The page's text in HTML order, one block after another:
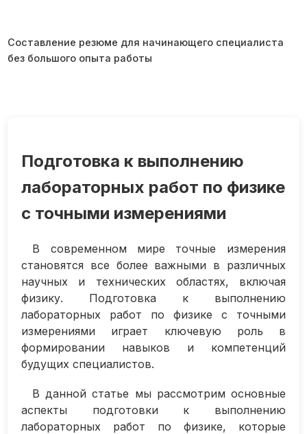
Подготовка к выполнению
лабораторных работ по физике
с точными измерениями
В современном мире точные измерения
становятся все более важными в различных
научных и технических областях, включая
физику. Подготовка к выполнению
лабораторных работ по физике с точными
измерениями играет ключевую роль в
формировании навыков и компетенций
будущих специалистов.
В данной статье мы рассмотрим основные
аспекты подготовки к выполнению
лабораторных работ по физике, которые
Составление резюме для начинающего специалиста
без большого опыта работы